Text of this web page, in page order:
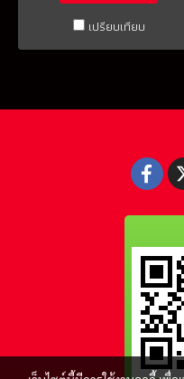
เปรียบเทียบ